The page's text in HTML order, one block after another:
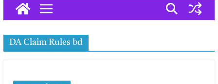
DA Claim Rules bd